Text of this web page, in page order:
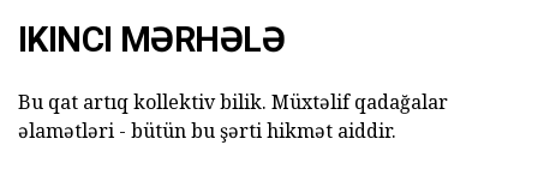
IKINCI MƏRHƏLƏ
Bu qat artıq kollektiv bilik. Müxtəlif qadağalar
əlamətləri - bütün bu şərti hikmət aiddir.